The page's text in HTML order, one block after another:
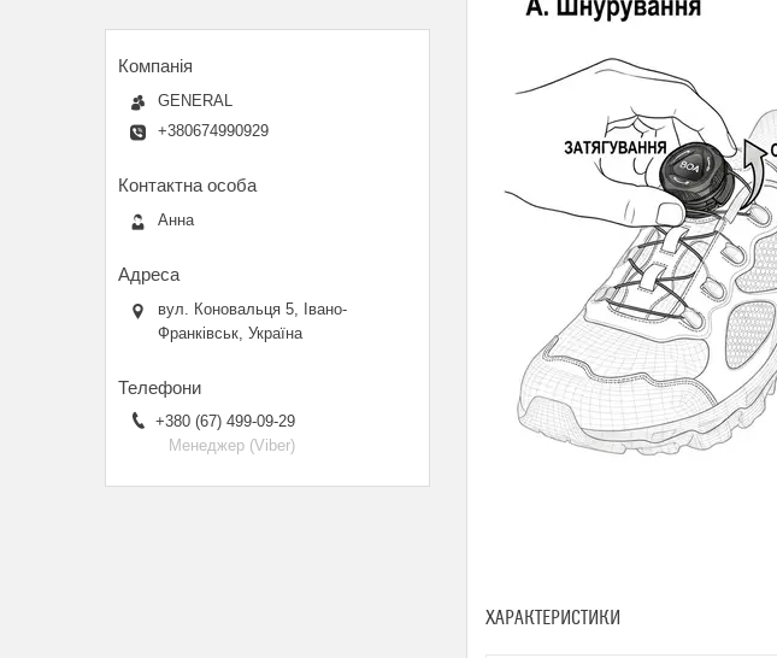
ХАРАКТЕРИСТИКИ
GENERAL
+380674990929
Анна
вул. Коновальця 5, Івано-
Франківськ, Україна
+380 (67) 499-09-29
Менеджер (Viber)